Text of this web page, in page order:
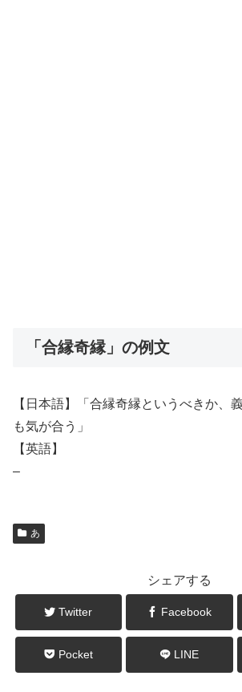
「合縁奇縁」の例文
【日本語】「合縁奇縁というべきか、
も気が合う」
【英語】
–
あ
シェアする
Twitter Facebook
Pocket LINE